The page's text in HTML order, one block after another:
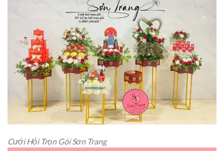
Cưới Hỏi Trọn Gói Sơn Trang